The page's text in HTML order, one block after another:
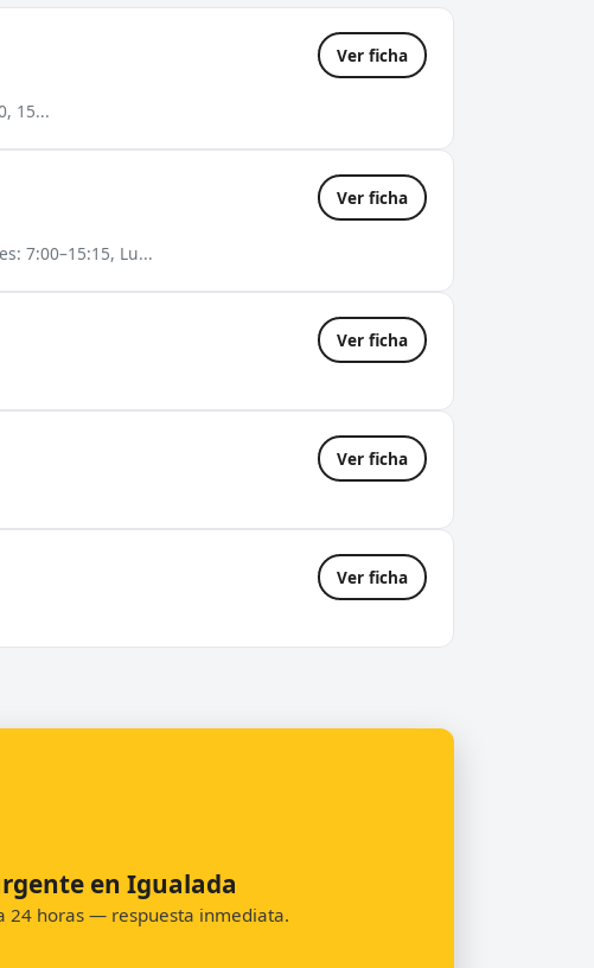
15...
Ver ficha
7:00–15:15, Lu...
Ver ficha
Ver ficha
Ver ficha
Ver ficha
en Igualada
24 horas — respuesta inmediata.